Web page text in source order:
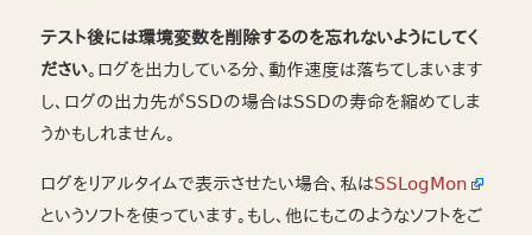
テスト後には環境変数を削除するのを忘れないようにしてく
ださい。ログを出力している分、動作速度は落ちてしまいます
し、ログの出力先がSSDの場合はSSDの寿命を縮めてしま
うかもしれません。
ログをリアルタイムで表示させたい場合、私はSSLogMon
というソフトを使っています。もし、他にもこのようなソフトをご